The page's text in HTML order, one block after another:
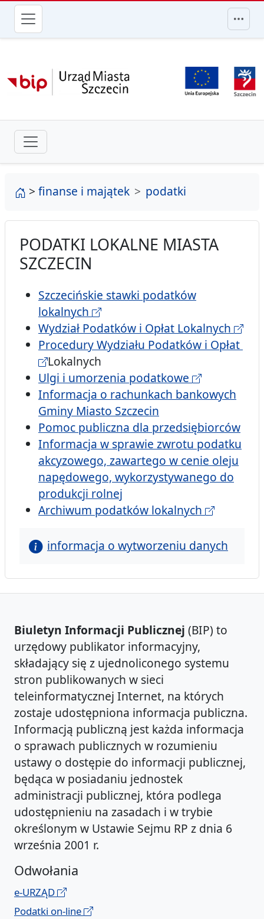
przejdź do głównego menu
strona główna
> finanse i majątek podatki
PODATKI LOKALNE MIASTA
SZCZECIN
Szczecińskie stawki podatków
lokalnych
Wydział Podatków i Opłat Lokalnych
Procedury Wydziału Podatków i Opłat
Lokalnych
Ulgi i umorzenia podatkowe
Informacja o rachunkach bankowych
Gminy Miasto Szczecin
Pomoc publiczna dla przedsiębiorców
Informacja w sprawie zwrotu podatku
akcyzowego, zawartego w cenie oleju
napędowego, wykorzystywanego do
produkcji rolnej
Archiwum podatków lokalnych
informacja o wytworzeniu danych
Biuletyn Informacji Publicznej (BIP) to
urzędowy publikator informacyjny,
składający się z ujednoliconego systemu
stron publikowanych w sieci
teleinformatycznej Internet, na których
zostaje udostępniona informacja publiczna.
Informacją publiczną jest każda informacja
o sprawach publicznych w rozumieniu
ustawy o dostępie do informacji publicznej,
będąca w posiadaniu jednostek
administracji publicznej, która podlega
udostępnieniu na zasadach i w trybie
określonym w Ustawie Sejmu RP z dnia 6
września 2001 r.
Odwołania
e-URZĄD
Podatki on-line